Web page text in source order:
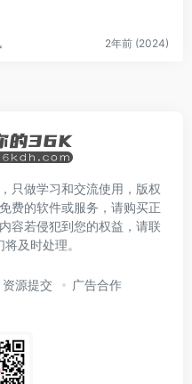
2年前 (2024)
只做学习和交流使用，版权
费的软件或服务，请购买正
容若侵犯到您的权益，请联
及时处理。
资源提交 广告合作